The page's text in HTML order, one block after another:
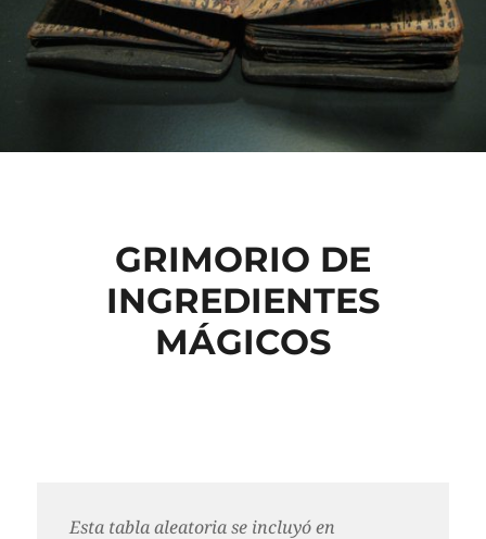
GRIMORIO DE
INGREDIENTES
MÁGICOS
Esta tabla aleatoria se incluyó en